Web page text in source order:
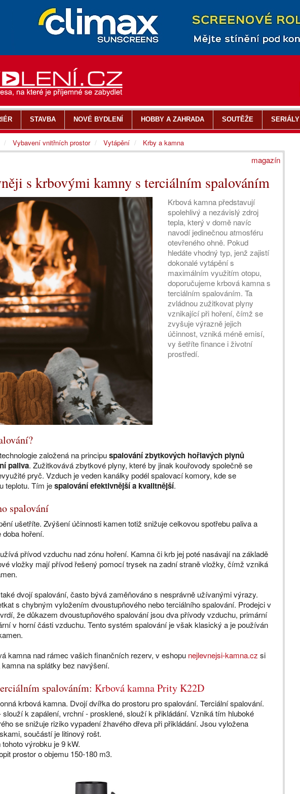
magazín
s krbovými kamny s terciálním spalováním
Krbová kamna představují
spolehlivý a nezávislý zdroj
tepla, který v domě navíc
navodí jedinečnou atmosféru
otevřeného ohně. Pokud
hledáte vhodný typ, jenž zajistí
dokonalé vytápění s
maximálním využitím otopu,
doporučujeme krbová kamna s
terciálním spalováním. Ta
zvládnou zužitkovat plyny
vznikající při hoření, čímž se
zvyšuje výrazně jejich
účinnost, vzniká méně emisí,
vy šetříte finance i životní
prostředí.
založená na principuspalování zbytkových hořlavých plynů
paliva. Zužitkovává zbytkové plyny, které by jinak kouřovody společně se
pryč. Vzduch je veden kanálky podél spalovací komory, kde se
teplotu. Tím jespalování efektivnější a kvalitnější.
spalování
ušetříte. Zvýšení účinnosti kamen totiž snižuje celkovou spotřebu paliva a
hoření.
přívod vzduchu nad zónu hoření. Kamna či krb jej poté nasávají na základě
vložky mají přívod řešený pomocí trysek na zadní straně vložky, čímž vzniká
dvojí spalování, často bývá zaměňováno s nesprávně užívanými výrazy.
s chybným vyložením dvoustupňového nebo terciálního spalování. Prodejci v
že důkazem dvoustupňového spalování jsou dva přívody vzduchu, primární
v horní části vzduchu. Tento systém spalování je však klasický a je používán
kamna nad rámec vašich finančních rezerv, v eshopu nejlevnejsi-kamna.cz si
na splátky bez navýšení.
spalováním: Krbová kamna Prity K22D
krbová kamna. Dvojí dvířka do prostoru pro spalování. Terciální spalování.
k zapálení, vrchní - prosklené, slouží k přikládání. Vzniká tím hluboké
se snižuje riziko vypadení žhavého dřeva při přikládání. Jsou vyložena
součástí je litinový rošt.
výrobku je 9 kW.
prostor o objemu 150-180 m3.
STAVBA NOVÉ BYDLENÍ HOBBY A ZAHRADA SOUTĚŽE SERIÁLY
Vybavení vnitřních prostor Vytápění Krby a kamna